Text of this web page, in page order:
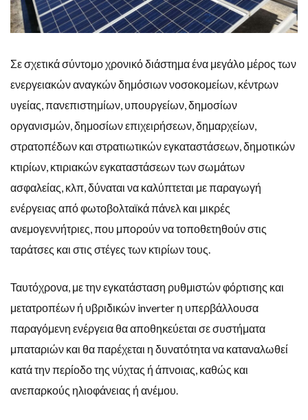
Σε σχετικά σύντομο χρονικό διάστημα ένα μεγάλο μέρος των
ενεργειακών αναγκών δημόσιων νοσοκομείων, κέντρων
υγείας, πανεπιστημίων, υπουργείων, δημοσίων
οργανισμών, δημοσίων επιχειρήσεων, δημαρχείων,
στρατοπέδων και στρατιωτικών εγκαταστάσεων, δημοτικών
κτιρίων, κτιριακών εγκαταστάσεων των σωμάτων
ασφαλείας, κλπ, δύναται να καλύπτεται με παραγωγή
ενέργειας από φωτοβολταϊκά πάνελ και μικρές
ανεμογεννήτριες, που μπορούν να τοποθετηθούν στις
ταράτσες και στις στέγες των κτιρίων τους.
Ταυτόχρονα, με την εγκατάσταση ρυθμιστών φόρτισης και
μετατροπέων ή υβριδικών inverter η υπερβάλλουσα
παραγόμενη ενέργεια θα αποθηκεύεται σε συστήματα
μπαταριών και θα παρέχεται η δυνατότητα να καταναλωθεί
κατά την περίοδο της νύχτας ή άπνοιας, καθώς και
ανεπαρκούς ηλιοφάνειας ή ανέμου.